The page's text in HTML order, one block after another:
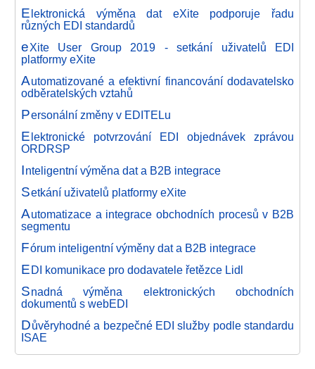
Elektronická výměna dat eXite podporuje řadu
různých EDI standardů
eXite User Group 2019 - setkání uživatelů EDI
platformy eXite
Automatizované a efektivní financování dodavatelsko
odběratelských vztahů
Personální změny v EDITELu
Elektronické potvrzování EDI objednávek zprávou
ORDRSP
Inteligentní výměna dat a B2B integrace
Setkání uživatelů platformy eXite
Automatizace a integrace obchodních procesů v B2B
segmentu
Fórum inteligentní výměny dat a B2B integrace
EDI komunikace pro dodavatele řetězce Lidl
Snadná výměna elektronických obchodních
dokumentů s webEDI
Důvěryhodné a bezpečné EDI služby podle standardu
ISAE